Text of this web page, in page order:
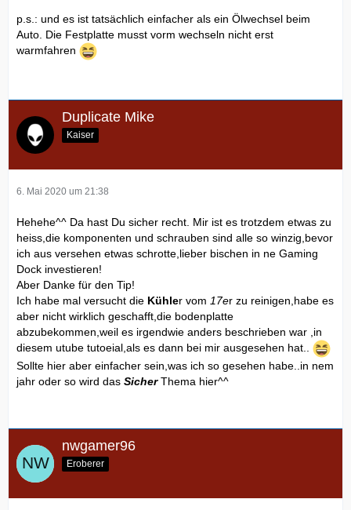
p.s.: und es ist tatsächlich einfacher als ein Ölwechsel beim
Auto. Die Festplatte musst vorm wechseln nicht erst
warmfahren
Duplicate Mike
Kaiser
6. Mai 2020 um 21:38
Hehehe^^ Da hast Du sicher recht. Mir ist es trotzdem etwas zu
heiss,die komponenten und schrauben sind alle so winzig,bevor
ich aus versehen etwas schrotte,lieber bischen in ne Gaming
Dock investieren!
Aber Danke für den Tip!
Ich habe mal versucht die Kühler vom 17er zu reinigen,habe es
aber nicht wirklich geschafft,die bodenplatte
abzubekommen,weil es irgendwie anders beschrieben war ,in
diesem utube tutoeial,als es dann bei mir ausgesehen hat..
Sollte hier aber einfacher sein,was ich so gesehen habe..in nem
jahr oder so wird das SicherThema hier^^
nwgamer96
Eroberer